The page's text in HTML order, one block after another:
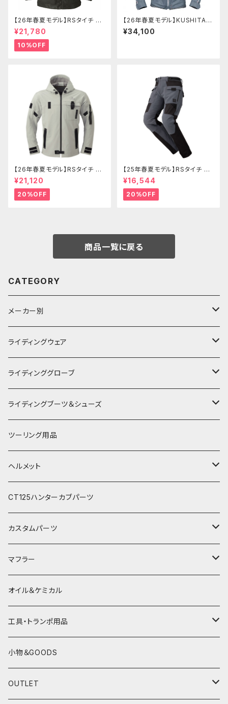
【26年春夏モデル】RSタイチ RS
J353 マイルズエアージャケット
¥21,780
10%OFF
【26年春夏モデル】KUSHITANI
KL-2455 フルメッシュパーカー
ジャケット(レディース)
¥34,100
【26年春夏モデル】RSタイチ RS
J335 クイックドライパーカ
¥21,120
20%OFF
【25年春夏モデル】RSタイチ RS
Y272 クイックドライメッシュパ
ンツ
¥16,544
20%OFF
商品一覧に戻る
CATEGORY
メーカー別
KUSHITANI
RSタイチ
アルパインスターズ
アライヘルメット
SHOEI
OGKカブト
HJC
ライディングウェア
春夏ライディングジャケット
春夏ライディングパンツ
秋冬ライディングジャケット
電熱ウェア
秋冬ライディングパンツ
秋冬防寒インナーウェア
レザーウェア
プロテクター＆小物
電熱ウェア
インナーウェア
グローブ
ライディンググローブ
オールシーズングローブ
メッシュグローブ
秋冬防風防寒グローブ
電熱グローブ
ライディングブーツ＆シューズ
ライディングブーツ
ライディングシューズ
ツーリング用品
ヘルメット
フルフェイスヘルメット
オープンフェイスヘルメット
パーツ&小物
CT125ハンターカブパーツ
カスタムパーツ
HONDA
YAMAHA
SUZUKI
KAWASAKI
外装パーツ
マフラー
HONDA
YAMAHA
SUZUKI
KAWASAKI
オイル＆ケミカル
工具・トランポ用品
充電器
小物＆GOODS
OUTLET